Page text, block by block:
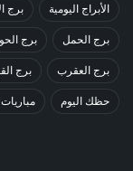
الأبراج اليومية برج
برج الحمل برج
برج العقرب برج
حظك اليوم مباريات